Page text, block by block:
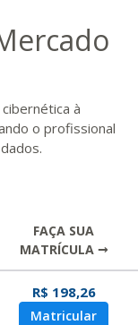
à
o profissional
FAÇA SUA
MATRÍCULA →
R$ 198,26
Matricular